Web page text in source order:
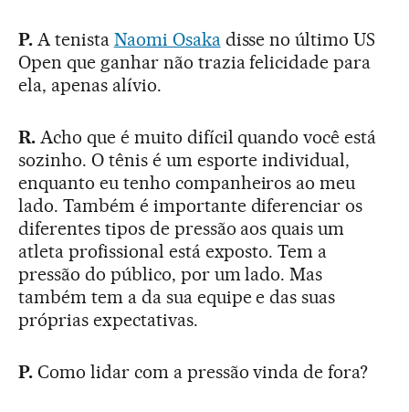
P. A tenista Naomi Osakadisse no último US
Open que ganhar não trazia felicidade para
ela, apenas alívio.
R. Acho que é muito difícil quando você está
sozinho. O tênis é um esporte individual,
enquanto eu tenho companheiros ao meu
lado. Também é importante diferenciar os
diferentes tipos de pressão aos quais um
atleta profissional está exposto. Tem a
pressão do público, por um lado. Mas
também tem a da sua equipe e das suas
próprias expectativas.
P. Como lidar com a pressão vinda de fora?